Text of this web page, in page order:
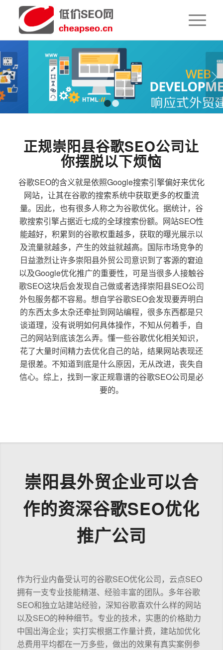
下一页
1 2
正规崇阳县谷歌SEO公司让
你摆脱以下烦恼
谷歌SEO的含义就是依照Google搜索引擎偏好来优化
网站，让其在谷歌的搜索系统中获取更多的权重流
量。因此，也有很多人称之为谷歌优化。据统计，谷
歌搜索引擎占据近七成的全球搜索份额。网站SEO性
能越好，积累到的谷歌权重越多，获取的曝光展示以
及流量就越多，产生的效益就越高。国际市场竞争的
日益激烈让许多崇阳县外贸公司意识到了客源的窘迫
以及Google优化推广的重要性，可是当很多人接触谷
歌SEO这块后会发现自己做或者选择崇阳县SEO公司
外包服务都不容易。想自学谷歌SEO会发现要弄明白
的东西太多太杂还牵扯到网站编程，很多东西都是只
谈道理，没有说明如何具体操作，不知从何着手，自
己的网站到底该怎么弄。懂一些谷歌优化相关知识，
花了大量时间精力去优化自己的站，结果网站表现还
是很差。不知道到底是什么原因，无从改进，丧失自
信心。综上，找到一家正规靠谱的谷歌SEO公司是必
要的。
崇阳县外贸企业可以合
作的资深谷歌SEO优化
推广公司
作为行业内备受认可的谷歌SEO优化公司，云点SEO
拥有一支专业技能精湛、经验丰富的团队。多年谷歌
SEO和独立站建站经验，深知谷歌喜欢什么样的网站
以及SEO的种种细节。专业的技术，实惠的价格助力
中国出海企业；实打实根据工作量计费，建站加优化
总费用平均都在一万多些，做出的效果有真实案例参